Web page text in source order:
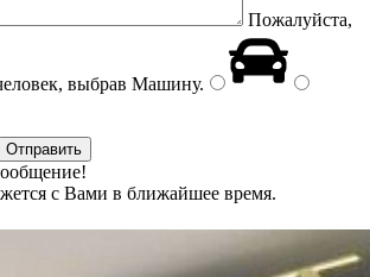
Пожалуйста,
выбрав Машину.
с Вами в ближайшее время.